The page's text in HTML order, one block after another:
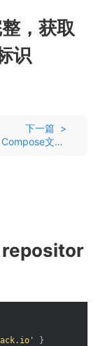
，获取
识
下一篇 >
Jetpack Compose文件选择库
repositor
}